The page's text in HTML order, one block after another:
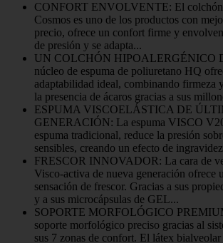
CONFORT ENVOLVENTE: El
Cosmos es uno de los productos con
precio, ofrece un confort firme y
de presión y se adapta...
UN COLCHÓN HIPOALERGÉNICO
núcleo de espuma de poliuretano HQ
adaptabilidad ideal, combinando firmeza
la presencia de ácaros gracias a sus
ESPUMA VISCOELÁSTICA DE
GENERACIÓN: La espuma VISCO
espuma tradicional, reduce la presión
sensibles, creando un efecto de
FRESCOR INNOVADOR: La cara de
Visco-activa de nueva generación ofrece
sensación de frescor. Gracias a sus
y a sus microcápsulas de GEL...
SOPORTE MORFOLÓGICO
soporte morfológico preciso gracias al
sus 7 zonas de confort. El látex